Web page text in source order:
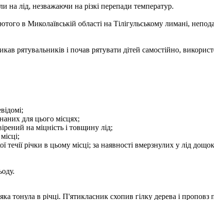
на лід, незважаючи на різкі перепади температур.
в Миколаївській області на Тілігульському лимані,
рятувальників і почав рятувати дітей самостійно,
для цього місцях;
на міцність і товщину лід;
річки в цьому місці; за наявності вмерзнулих у лід
яка тонула в річці. П'ятикласник схопив гілку дерева і